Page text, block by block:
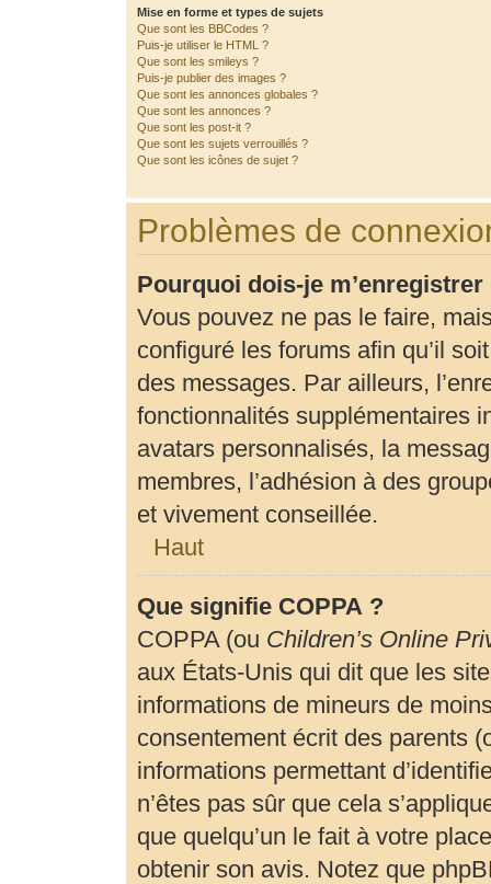
Mise en forme et types de sujets
Que sont les BBCodes ?
Puis-je utiliser le HTML ?
Que sont les smileys ?
Puis-je publier des images ?
Que sont les annonces globales ?
Que sont les annonces ?
Que sont les post-it ?
Que sont les sujets verrouillés ?
Que sont les icônes de sujet ?
Problèmes de
Pourquoi dois-je m’enregistrer
Vous pouvez ne pas le faire,
configuré les forums afin qu’il
des messages. Par ailleurs,
fonctionnalités supplémentaires
avatars personnalisés, la
membres, l’adhésion à des
et vivement conseillée.
Haut
Que signifie COPPA ?
COPPA (ou Children’s Online
aux États-Unis qui dit que les
informations de mineurs de
consentement écrit des parents
informations permettant
n’êtes pas sûr que cela
que quelqu’un le fait à votre
obtenir son avis. Notez que